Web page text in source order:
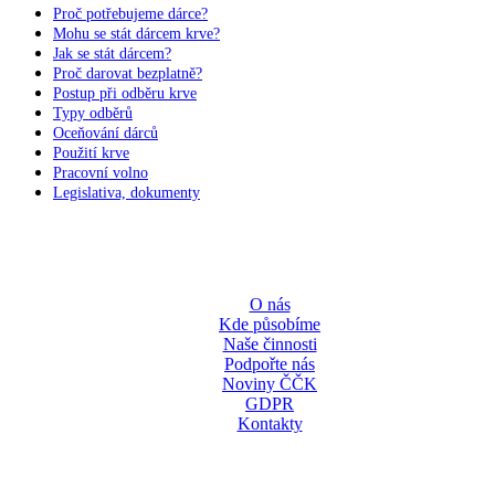
Proč potřebujeme dárce?
Mohu se stát dárcem krve?
Jak se stát dárcem?
Proč darovat bezplatně?
Postup při odběru krve
Typy odběrů
Oceňování dárců
Použití krve
Pracovní volno
Legislativa, dokumenty
O nás
Kde působíme
Naše činnosti
Podpořte nás
Noviny ČČK
GDPR
Kontakty